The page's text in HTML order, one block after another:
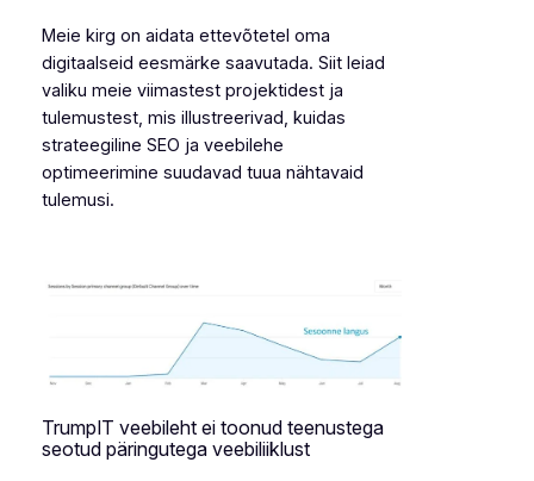
Meie kirg on aidata ettevõtetel oma
digitaalseid eesmärke saavutada. Siit leiad
valiku meie viimastest projektidest ja
tulemustest, mis illustreerivad, kuidas
strateegiline SEO ja veebilehe
optimeerimine suudavad tuua nähtavaid
tulemusi.
TrumpIT veebileht ei toonud teenustega
seotud päringutega veebiliiklust